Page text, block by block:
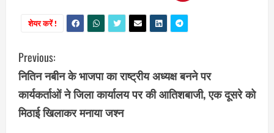
शेयर करें !
C
o
n
Previous:
नितिन नबीन के भाजपा का राष्ट्रीय अध्यक्ष बनने पर
कार्यकर्ताओं ने जिला कार्यालय पर की आतिशबाजी, एक दूसरे को
मिठाई खिलाकर मनाया जश्न